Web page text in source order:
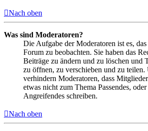
Nach oben
Was sind Moderatoren?
Die Aufgabe der Moderatoren ist es,
Forum zu beobachten. Sie haben das
Beiträge zu ändern und zu löschen und
zu öffnen, zu verschieben und zu
verhindern Moderatoren, dass
etwas nicht zum Thema Passendes,
Angreifendes schreiben.
Nach oben